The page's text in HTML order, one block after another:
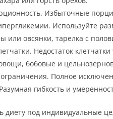
Избыточные
Используйте
или овсянки, тарелка с
Недостаток
бобовые и
Полное
гибкость и
диету под индивидуальные